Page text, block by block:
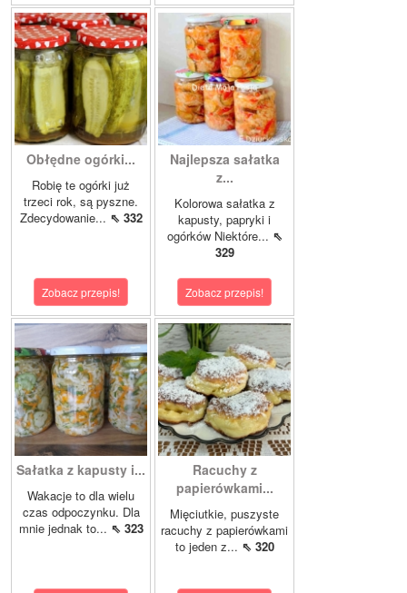
Obłędne ogórki...
Robię te ogórki już
trzeci rok, są pyszne.
Zdecydowanie... ⇖ 332
Zobacz przepis!
Najlepsza sałatka
z...
Kolorowa sałatka z
kapusty, papryki i
ogórków Niektóre... ⇖
329
Zobacz przepis!
Sałatka z kapusty i...
Wakacje to dla wielu
czas odpoczynku. Dla
mnie jednak to... ⇖ 323
Racuchy z
papierówkami...
Mięciutkie, puszyste
racuchy z papierówkami
to jeden z... ⇖ 320